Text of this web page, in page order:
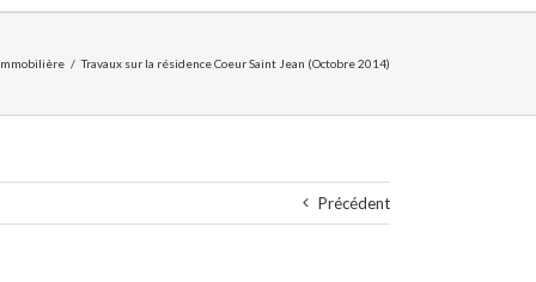
/ Travaux sur la résidence Coeur Saint Jean (Octobre 2014)
Précédent